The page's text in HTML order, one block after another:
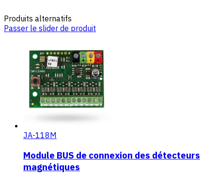
Produits alternatifs
Passer le slider de produit
JA-118M
Module BUS de connexion des détecteurs
magnétiques